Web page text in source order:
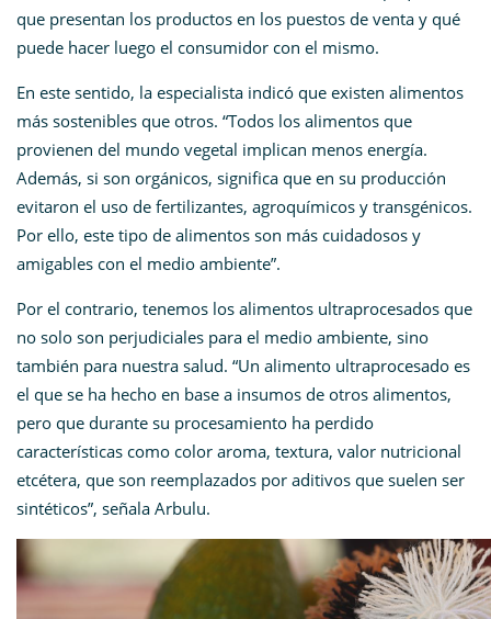
que presentan los productos en los puestos de venta y qué
puede hacer luego el consumidor con el mismo.
En este sentido, la especialista indicó que existen alimentos
más sostenibles que otros. “Todos los alimentos que
provienen del mundo vegetal implican menos energía.
Además, si son orgánicos, significa que en su producción
evitaron el uso de fertilizantes, agroquímicos y transgénicos.
Por ello, este tipo de alimentos son más cuidadosos y
amigables con el medio ambiente”.
Por el contrario, tenemos los alimentos ultraprocesados que
no solo son perjudiciales para el medio ambiente, sino
también para nuestra salud. “Un alimento ultraprocesado es
el que se ha hecho en base a insumos de otros alimentos,
pero que durante su procesamiento ha perdido
características como color aroma, textura, valor nutricional
etcétera, que son reemplazados por aditivos que suelen ser
sintéticos”, señala Arbulu.